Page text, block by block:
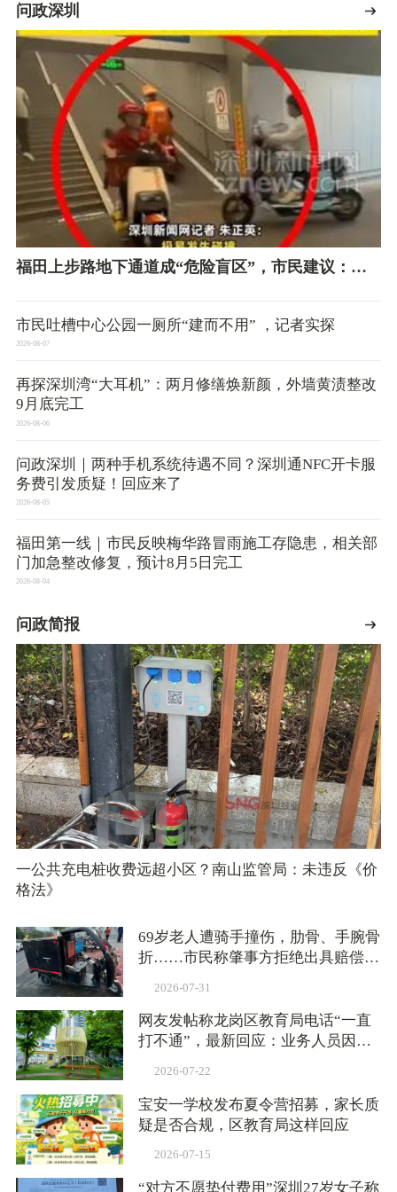
拍！
问政深圳
福田上步路地下通道成“危险盲区”，市民建议：增
市民吐槽中心公园一厕所“建而不用” ，记者实探
2026-08-07
再探深圳湾“大耳机”：两月修缮焕新颜，外墙黄渍整改
9月底完工
2026-08-06
问政深圳｜两种手机系统待遇不同？深圳通NFC开卡服
务费引发质疑！回应来了
2026-08-05
福田第一线｜市民反映梅华路冒雨施工存隐患，相关部
门加急整改修复，预计8月5日完工
2026-08-04
问政简报
一公共充电桩收费远超小区？南山监管局：未违反《价
格法》
69岁老人遭骑手撞伤，肋骨、手腕骨
折……市民称肇事方拒绝出具赔偿方
2026-07-31
网友发帖称龙岗区教育局电话“一直
打不通”，最新回应：业务人员因公
2026-07-22
宝安一学校发布夏令营招募，家长质
疑是否合规，区教育局这样回应
2026-07-15
“对方不愿垫付费用”深圳27岁女子称